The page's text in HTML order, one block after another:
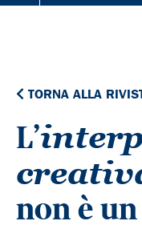
TORNA ALLA
L’
non è